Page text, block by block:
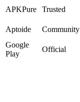
APKPure
Trusted
Aptoide
Community
Google
Play
Official